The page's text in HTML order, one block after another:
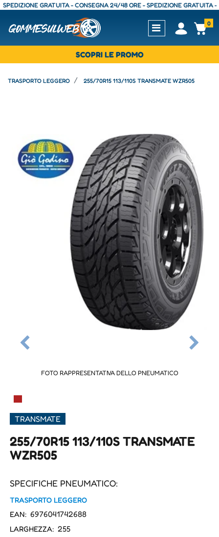
GRATUITA - CONSEGNA 24/48 ORE - SPEDIZIONE GRATUITA -
Open0
SCOPRI LE PROMO
TRASPORTO LEGGERO 255/70R15 113/110S TRANSMATE WZR505
FOTO RAPPRESENTATIVA DELLO PNEUMATICO
▀
TRANSMATE
255/70R15 113/110S TRANSMATE
WZR505
SPECIFICHE PNEUMATICO:
TRASPORTO LEGGERO
EAN: 6976041742688
LARGHEZZA: 255